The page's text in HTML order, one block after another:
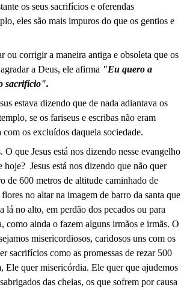
os seus sacrifícios e oferendas
eles são mais impuros do que os gentios e
ou corrigir a maneira antiga e obsoleta que os
a Deus, ele afirma "Eu quero a
sacrifício".
estava dizendo que de nada adiantava os
se os fariseus e escribas não eram
os excluídos daquela sociedade.
O que Jesus está nos dizendo nesse evangelho
hoje? Jesus está nos dizendo que não quer
de 600 metros de altitude caminhado de
no altar na imagem de barro da santa que
lá no alto, em perdão dos pecados ou para
como ainda o fazem alguns irmãos e irmãs. O
misericordiosos, caridosos uns com os
sacrifícios como as promessas de rezar 500
Ele quer misericórdia. Ele quer que ajudemos
das cheias, os que sofrem por causa